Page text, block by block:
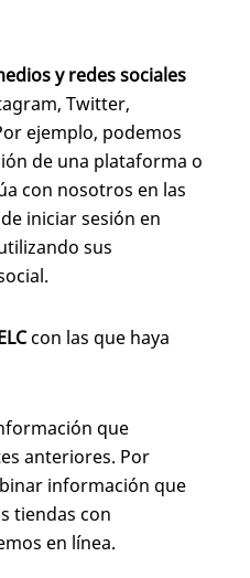
y redes sociales
Twitter,
ejemplo, podemos
de una plataforma o
con nosotros en las
iniciar sesión en
sus
con las que haya
que
anteriores. Por
información que
tiendas con
en línea.